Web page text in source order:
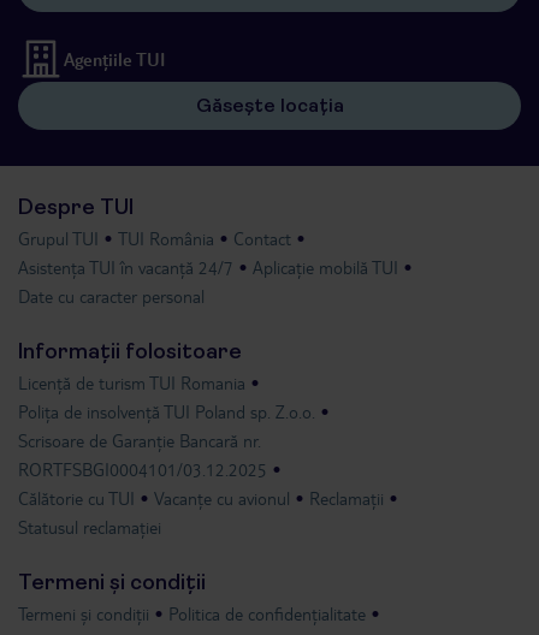
Agențiile TUI
Găsește locația
Despre TUI
Grupul TUI TUI România
Contact
Asistența TUI în vacanță 24/7
Aplicație mobilă TUI
Date cu caracter personal
Informații folositoare
Licență de turism TUI Romania
Polița de insolvență TUI Poland sp. Z.o.o.
Scrisoare de Garanție Bancară nr.
RORTFSBGI0004101/03.12.2025
Călătorie cu TUI
Vacanțe cu avionul
Reclamații
Statusul reclamației
Termeni și condiții
Termeni și condiții
Politica de confidențialitate